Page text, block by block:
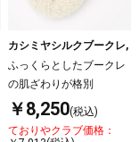
カシミヤシルクブークレ,
ふっくらとしたブークレ
の肌ざわりが格別
￥8,250(税込)
ておりやクラブ価格：